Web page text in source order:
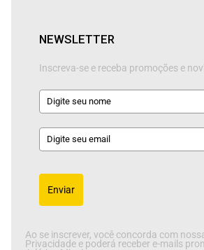
NEWSLETTER
Inscreva-se e receba promoções e
Enviar
Ao se inscrever, você concorda com
Privacidade e poderá receber e-mails